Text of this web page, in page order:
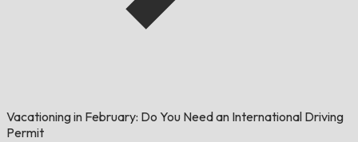
Vacationing in February: Do You Need an International Driving
Permit